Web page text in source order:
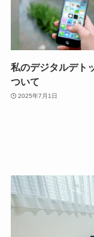
私のデジタルデト
ついて
2025年7月1日